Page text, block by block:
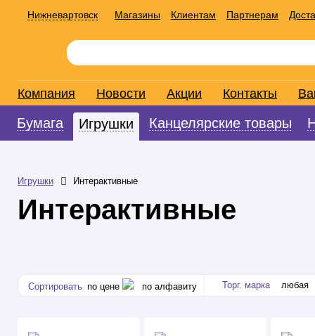
Нижневартовск Магазины Клиентам Партнерам
Компания Новости Акции Контакты
Бумага Игрушки Канцелярские товары
Игрушки Интерактивные
Интерактивные
Сортировать по цене по алфавиту Торг. марка любая